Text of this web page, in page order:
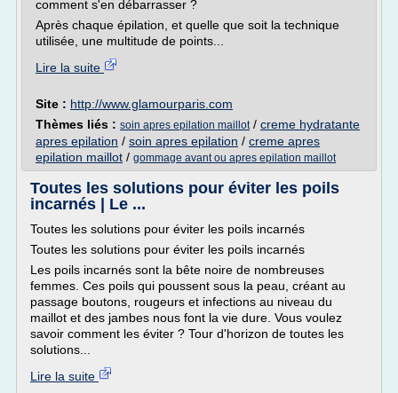
comment s'en débarrasser ?
Après chaque épilation, et quelle que soit la technique
utilisée, une multitude de points...
Lire la suite
Site : http://www.glamourparis.com
Thèmes liés : soin apres epilation maillot/ creme hydratante
apres epilation / soin apres epilation / creme apres
epilation maillot / gommage avant ou apres epilation maillot
Toutes les solutions pour éviter les poils
incarnés | Le ...
Toutes les solutions pour éviter les poils incarnés
Toutes les solutions pour éviter les poils incarnés
Les poils incarnés sont la bête noire de nombreuses
femmes. Ces poils qui poussent sous la peau, créant au
passage boutons, rougeurs et infections au niveau du
maillot et des jambes nous font la vie dure. Vous voulez
savoir comment les éviter ? Tour d'horizon de toutes les
solutions...
Lire la suite